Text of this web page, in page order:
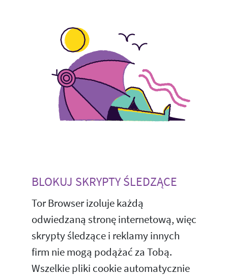
BLOKUJ SKRYPTY ŚLEDZĄCE
Tor Browser izoluje każdą
odwiedzaną stronę internetową, więc
skrypty śledzące i reklamy innych
firm nie mogą podążać za Tobą.
Wszelkie pliki cookie automatycznie